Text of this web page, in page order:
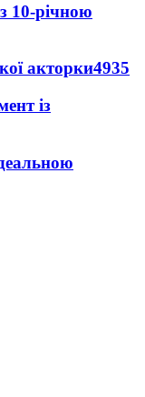
10-річною
акторки4935
із